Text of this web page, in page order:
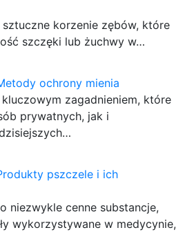
korzenie zębów, które
szczęki lub żuchwy w…
ochrony mienia
zagadnieniem, które
prywatnych, jak i
pszczele i ich
niezwykle cenne substancje,
wykorzystywane w medycynie,